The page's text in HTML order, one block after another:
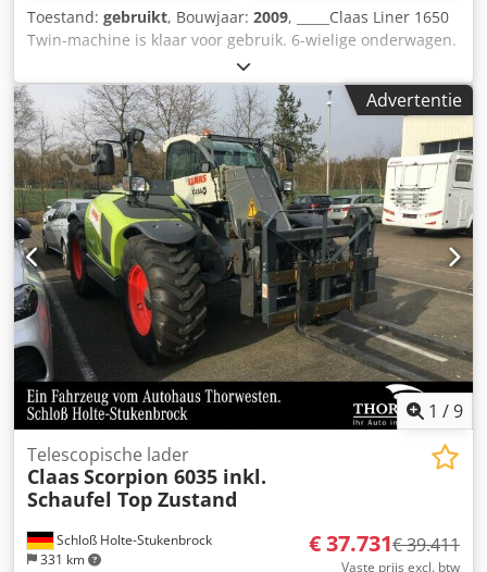
Toestand: gebruikt, Bouwjaar: 2009, _____Claas Liner 1650
Twin-machine is klaar voor gebruik. 6-wielige onderwagen.
Prijs: 7.900,00 euro (exclusief btw). Cjdpfx Akszp Angs Djha
Opslaglocatie: onbekend.
Advertentie
1 /9
Schloß Holte-Stukenbrock
331 km
Telescopische lader
ClaasScorpion 6035 inkl.
Schaufel Top Zustand
€ 37.731€ 39.411
Vaste prijs excl. btw